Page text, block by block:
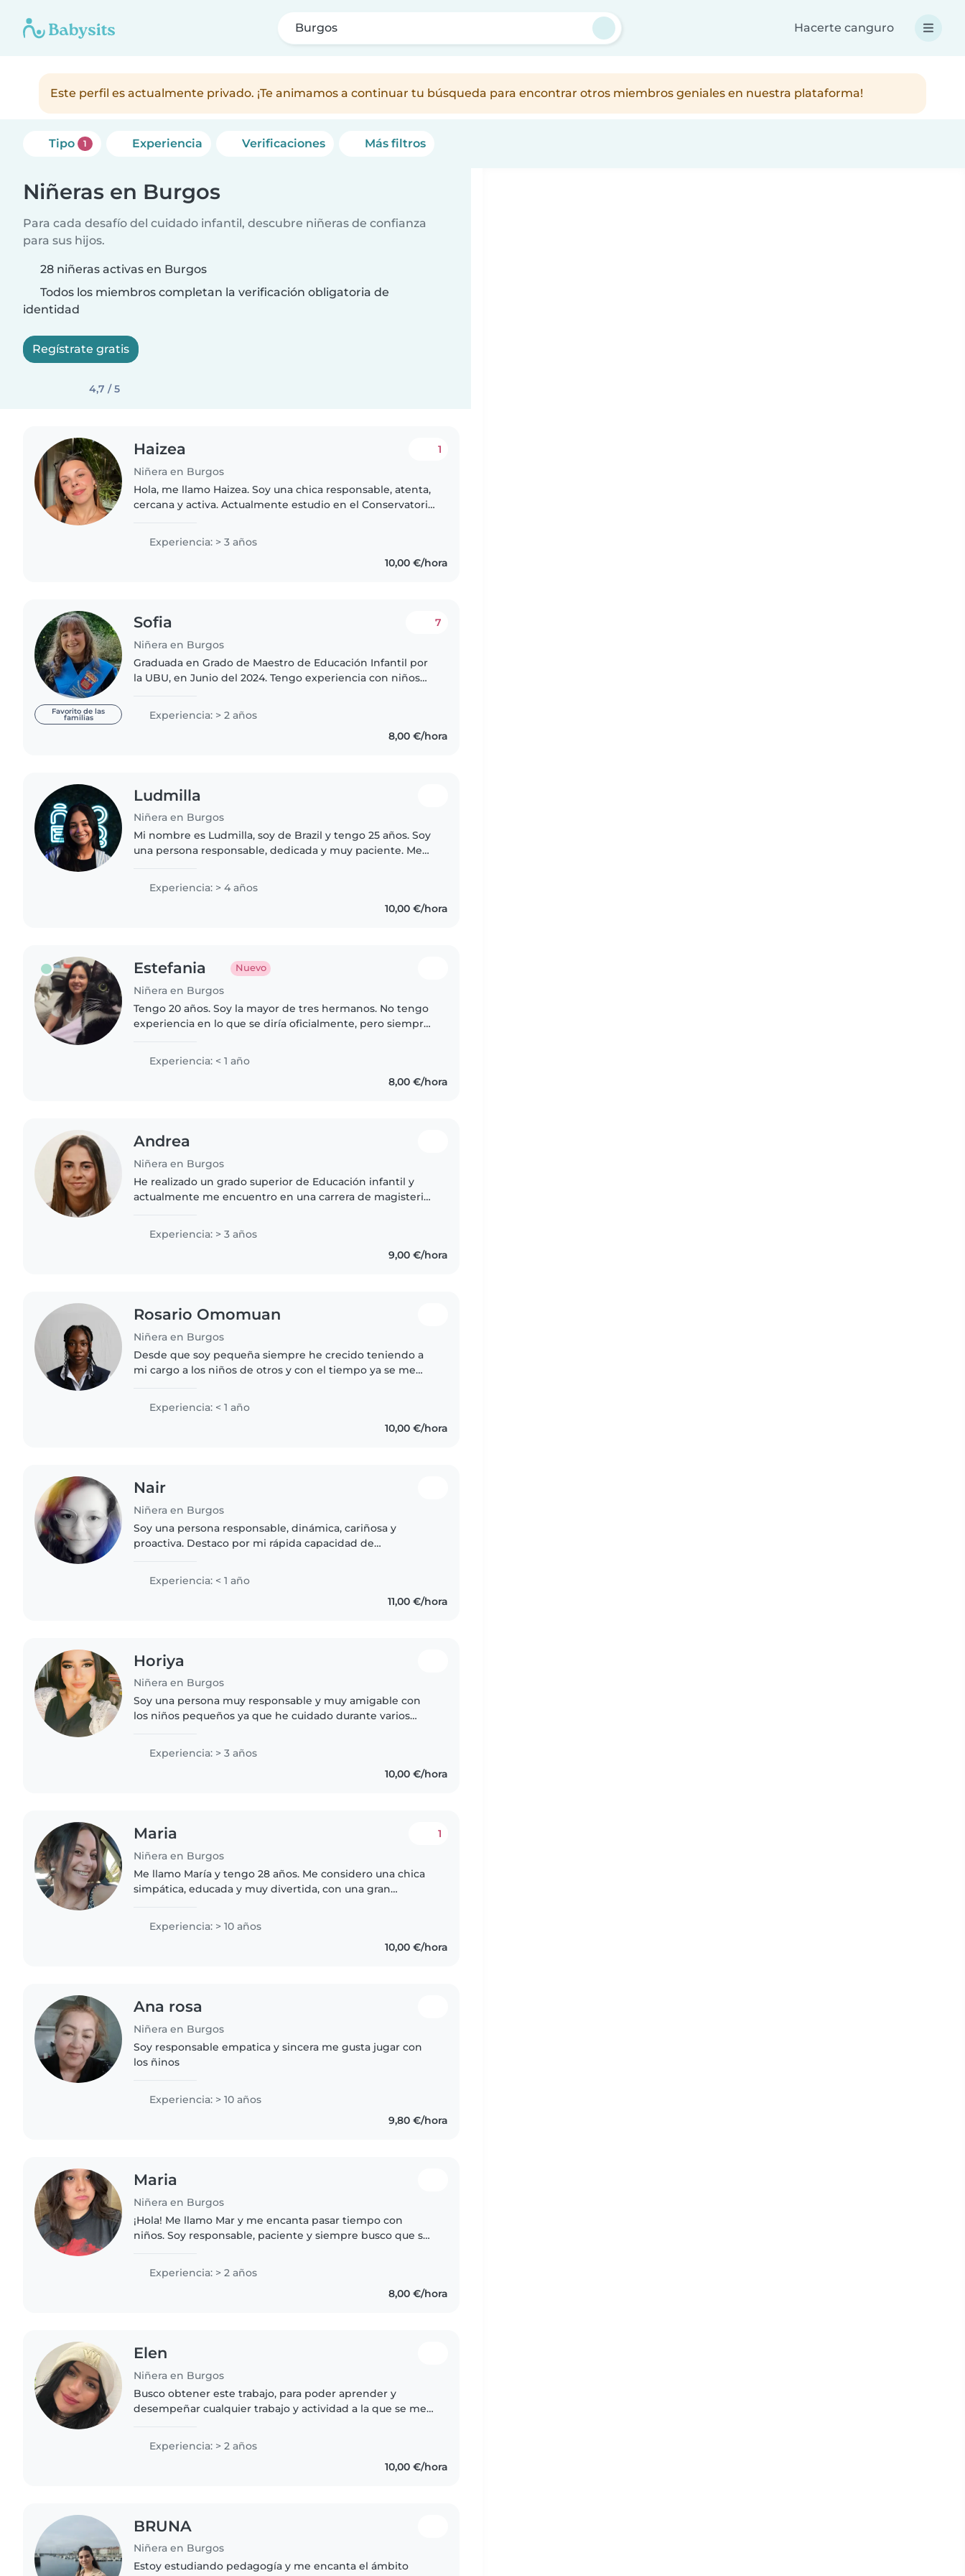
Burgos Hacerte canguro
Este perfil es actualmente privado. ¡Te animamos a continuar tu búsqueda para encontrar otros miembros geniales en nuestra plataforma!
Tipo 1 Experiencia Verificaciones Más filtros
Niñeras en Burgos
Para cada desafío del cuidado infantil, descubre niñeras de confianza
para sus hijos.
28 niñeras activas en Burgos
Todos los miembros completan la verificación obligatoria de
identidad
Regístrate gratis
4,7 / 5
Haizea
Niñera en Burgos
1
Hola, me llamo Haizea. Soy una chica responsable, atenta,
cercana y activa. Actualmente estudio en el Conservatorio
de el Grado..
Experiencia: > 3 años
10,00 €/hora
Favorito de las
familias
Sofia
Niñera en Burgos
7
Graduada en Grado de Maestro de Educación Infantil por
la UBU, en Junio del 2024. Tengo experiencia con niños
Experiencia: > 2 años
8,00 €/hora
Ludmilla
Niñera en Burgos
Mi nombre es Ludmilla, soy de Brazil y tengo 25 años. Soy
una persona responsable, dedicada y muy paciente. Me
crecimiento, enseñarles..
Experiencia: > 4 años
10,00 €/hora
Estefania Nuevo
Niñera en Burgos
Tengo 20 años. Soy la mayor de tres hermanos. No tengo
experiencia en lo que se diría oficialmente, pero siempre
Experiencia: < 1 año
8,00 €/hora
Andrea
Niñera en Burgos
He realizado un grado superior de Educación infantil y
actualmente me encuentro en una carrera de magisterio
tiempo libre de la..
Experiencia: > 3 años
9,00 €/hora
Rosario Omomuan
Niñera en Burgos
Desde que soy pequeña siempre he crecido teniendo a
mi cargo a los niños de otros y con el tiempo ya se me
comprenderlos. Se podría..
Experiencia: < 1 año
10,00 €/hora
Nair
Niñera en Burgos
Soy una persona responsable, dinámica, cariñosa y
proactiva. Destaco por mi rápida capacidad de
Experiencia: < 1 año
11,00 €/hora
Horiya
Niñera en Burgos
Soy una persona muy responsable y muy amigable con
los niños pequeños ya que he cuidado durante varios
las necesidades y como..
Experiencia: > 3 años
10,00 €/hora
Maria
Niñera en Burgos
1
Me llamo María y tengo 28 años. Me considero una chica
simpática, educada y muy divertida, con una gran
encanta pasar tiempo con..
Experiencia: > 10 años
10,00 €/hora
Ana rosa
Niñera en Burgos
Soy responsable empatica y sincera me gusta jugar con
los ñinos
Experiencia: > 10 años
9,80 €/hora
Maria
Niñera en Burgos
¡Hola! Me llamo Mar y me encanta pasar tiempo con
niños. Soy responsable, paciente y siempre busco que se
experiencia ayudando..
Experiencia: > 2 años
8,00 €/hora
Elen
Niñera en Burgos
Busco obtener este trabajo, para poder aprender y
desempeñar cualquier trabajo y actividad a la que se me
Experiencia: > 2 años
10,00 €/hora
BRUNA
Niñera en Burgos
Estoy estudiando pedagogía y me encanta el ámbito